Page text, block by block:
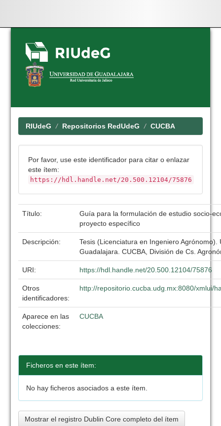
Skip
navigation
RIUdeG Repositorios RedUdeG CUCBA
Por favor, use este identificador para citar o enlazar
este ítem:
https://hdl.handle.net/20.500.12104/75876
Título:
Guía para la formulación de estudio socio-
proyecto específico
Descripción:
Tesis (Licenciatura en Ingeniero Agrónomo).
Guadalajara. CUCBA, División de Cs.
URI: https://hdl.handle.net/20.500.12104/75876
Otros
identificadores:
http://repositorio.cucba.udg.mx:8080/xmlui/
Aparece en las
colecciones:
CUCBA
Ficheros en este ítem:
No hay ficheros asociados a este ítem.
Mostrar el registro Dublin Core completo del ítem